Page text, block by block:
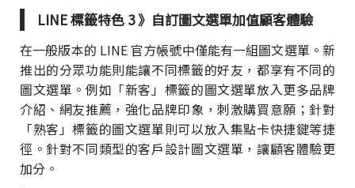
LINE 標籤特色 3 》自訂圖文選單加值顧客體驗
在一般版本的 LINE 官方帳號中僅能有一組圖文選單。新
推出的分眾功能則能讓不同標籤的好友，都享有不同的
圖文選單。例如「新客」標籤的圖文選單放入更多品牌
介紹、網友推薦，強化品牌印象，刺激購買意願；針對
「熟客」標籤的圖文選單則可以放入集點卡快捷鍵等捷
徑。針對不同類型的客戶設計圖文選單，讓顧客體驗更
加分。